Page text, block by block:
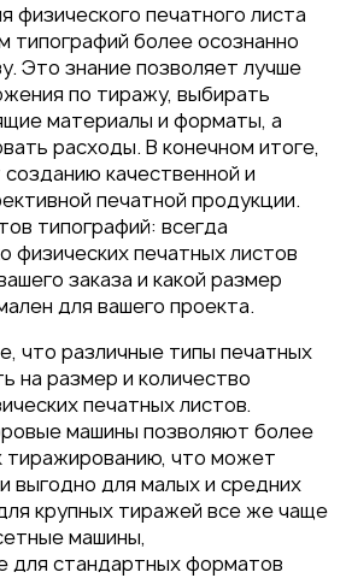
физического печатного листа
типографий более осознанно
Это знание позволяет лучше
по тиражу, выбирать
материалы и форматы, а
расходы. В конечном итоге,
качественной и
печатной продукции.
типографий: всегда
физических печатных листов
заказа и какой размер
для вашего проекта.
что различные типы печатных
на размер и количество
печатных листов.
машины позволяют более
тиражированию, что может
выгодно для малых и средних
крупных тиражей все же чаще
машины,
для стандартных форматов